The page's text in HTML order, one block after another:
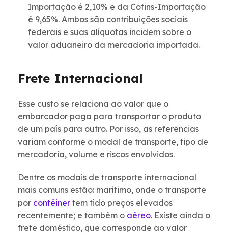
Importação é 2,10% e da Cofins-Importação
é 9,65%. Ambos são contribuições sociais
federais e suas alíquotas incidem sobre o
valor aduaneiro da mercadoria importada.
Frete Internacional
Esse custo se relaciona ao valor que o
embarcador paga para transportar o produto
de um país para outro. Por isso, as referências
variam conforme o modal de transporte, tipo de
mercadoria, volume e riscos envolvidos.
Dentre os modais de transporte internacional
mais comuns estão: marítimo, onde o transporte
por contêiner tem tido preços elevados
recentemente; e também o aéreo. Existe ainda o
frete doméstico, que corresponde ao valor